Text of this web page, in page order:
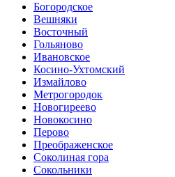
Богородское
Вешняки
Восточный
Гольяново
Ивановское
Косино-Ухтомский
Измайлово
Метрогородок
Новогиреево
Новокосино
Перово
Преображенское
Соколиная гора
Сокольники